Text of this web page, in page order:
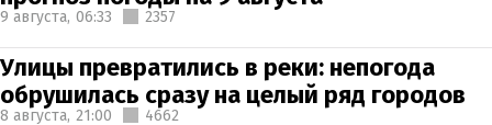
9 августа, 06:33 2357
Улицы превратились в реки: непогода
обрушилась сразу на целый ряд городов
8 августа, 21:00 4662